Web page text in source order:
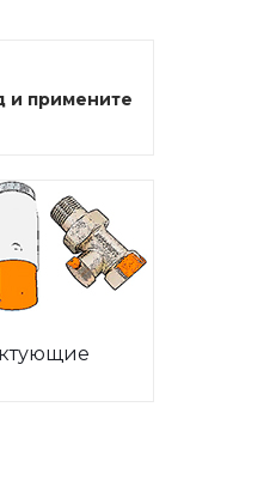
и примените